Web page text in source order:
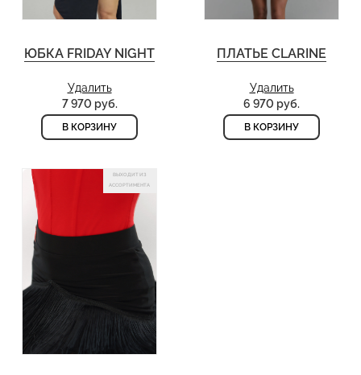
ЮБКА FRIDAY NIGHT
Удалить
7 970 руб.
В КОРЗИНУ
ПЛАТЬЕ CLARINE
Удалить
6 970 руб.
В КОРЗИНУ
ВЫХОДИТ ИЗ
АССОРТИМЕНТА